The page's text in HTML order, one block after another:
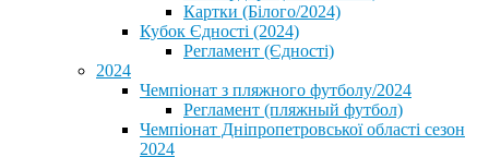
Картки (Білого/2024)
Кубок Єдності (2024)
Регламент (Єдності)
2024
Чемпіонат з пляжного футболу/2024
Регламент (пляжный футбол)
Чемпіонат Дніпропетровської області сезон
2024